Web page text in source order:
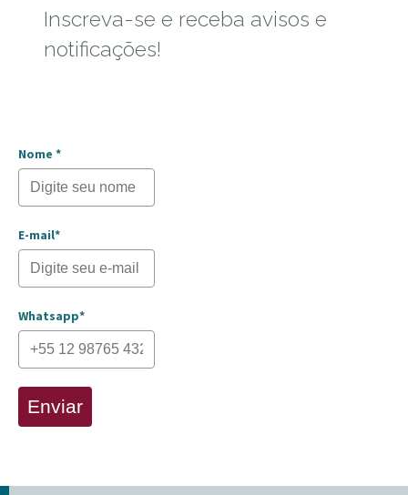
Inscreva-se e receba avisos e
notificações!
Nome *
E-mail*
Whatsapp*
Enviar